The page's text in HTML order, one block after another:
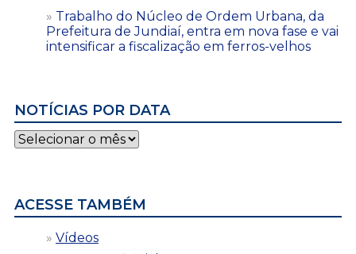
Trabalho do Núcleo de Ordem Urbana, da
Prefeitura de Jundiaí, entra em nova fase e vai
intensificar a fiscalização em ferros-velhos
NOTÍCIAS POR DATA
Notícias
por
ACESSE TAMBÉM
Vídeos